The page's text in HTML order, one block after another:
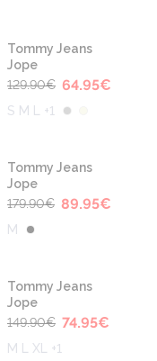
Tommy Jeans
Jope
129.90€ 64.95€
S M L +1
Tommy Jeans
Jope
179.90€ 89.95€
M
Tommy Jeans
Jope
149.90€ 74.95€
M L XL +1